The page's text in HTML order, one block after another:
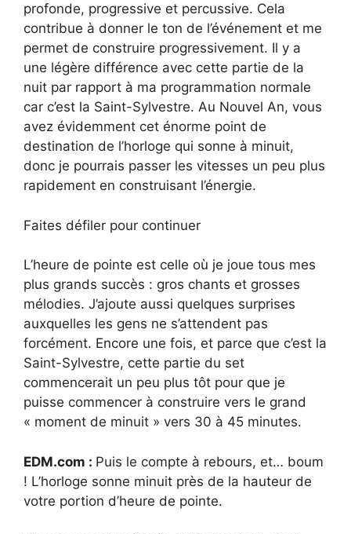
profonde, progressive et percussive. Cela
contribue à donner le ton de l’événement et me
permet de construire progressivement. Il y a
une légère différence avec cette partie de la
nuit par rapport à ma programmation normale
car c’est la Saint-Sylvestre. Au Nouvel An, vous
avez évidemment cet énorme point de
destination de l’horloge qui sonne à minuit,
donc je pourrais passer les vitesses un peu plus
rapidement en construisant l’énergie.
Faites défiler pour continuer
L’heure de pointe est celle où je joue tous mes
plus grands succès : gros chants et grosses
mélodies. J’ajoute aussi quelques surprises
auxquelles les gens ne s’attendent pas
forcément. Encore une fois, et parce que c’est la
Saint-Sylvestre, cette partie du set
commencerait un peu plus tôt pour que je
puisse commencer à construire vers le grand
« moment de minuit » vers 30 à 45 minutes.
EDM.com : Puis le compte à rebours, et… boum
! L’horloge sonne minuit près de la hauteur de
votre portion d’heure de pointe.